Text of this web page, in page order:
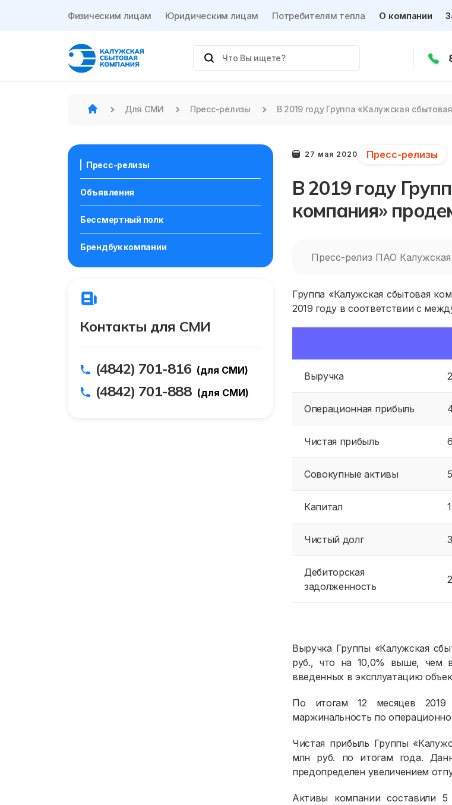
Физическим лицам Юридическим лицам Потребителям тепла О компании
Для СМИ Пресс-релизы В 2019 году Группа «Калужская
Пресс-релизы
Объявления
Бессмертный полк
Брендбук компании
Контакты для СМИ
(4842) 701-816 (для СМИ)
(4842) 701-888 (для СМИ)
27 мая 2020 Пресс-релизы
В 2019 году
компания»
Пресс-релиз ПАО
Группа «Калужская сбытовая
2019 году в соответствии с
Выручка
Операционная прибыль
Чистая прибыль
Совокупные активы
Капитал
Чистый долг
Дебиторская
задолженность
Выручка Группы «Калужская
руб., что на 10,0% выше, чем
введенных в эксплуатацию
По итогам 12 месяцев 2019
маржинальность по
Чистая прибыль Группы
млн руб. по итогам года.
предопределен увеличением
Активы компании составили